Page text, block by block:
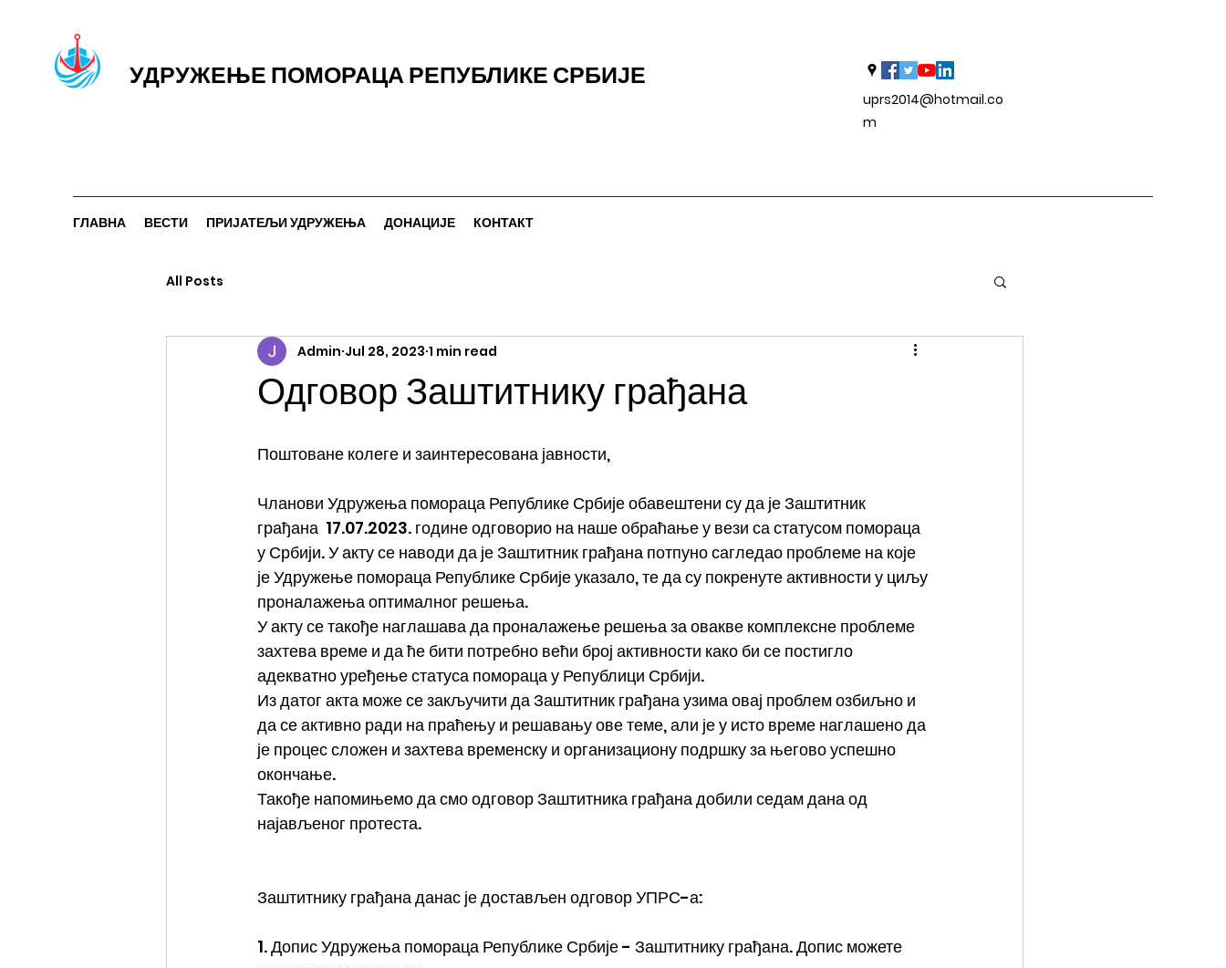
УДРУЖЕЊЕ ПОМОРАЦА РЕПУБЛИКЕ СРБИЈЕ
uprs2014@hotmail.co
m
ГЛАВНА ВЕСТИ ПРИЈАТЕЉИ УДРУЖЕЊА ДОНАЦИЈЕ КОНТАКТ
All Posts
Одговор Заштитнику грађана
Admin Jul 28, 2023 1 min read
Поштоване колеге и заинтересована јавности,
Чланови Удружења помораца Републике Србије обавештени су да је Заштитник
грађана  17.07.2023. године одговорио на наше обраћање у вези са статусом помораца
у Србији. У акту се наводи да је Заштитник грађана потпуно сагледао проблеме на које
је Удружење помораца Републике Србије указало, те да су покренуте активности у циљу
проналажења оптималног решења.
У акту се такође наглашава да проналажење решења за овакве комплексне проблеме
захтева време и да ће бити потребно већи број активности како би се постигло
адекватно уређење статуса помораца у Републици Србији.
Из датог акта може се закључити да Заштитник грађана узима овај проблем озбиљно и
да се активно ради на праћењу и решавању ове теме, али је у исто време наглашено да
је процес сложен и захтева временску и организациону подршку за његово успешно
окончање.
Такође напомињемо да смо одговор Заштитника грађана добили седам дана од
најављеног протеста.
Заштитнику грађана данас је достављен одговор УПРС-а:
1. Допис Удружења помораца Републике Србије - Заштитнику грађана. Допис можете